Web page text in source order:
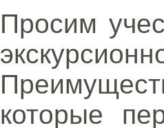
Просим
которые